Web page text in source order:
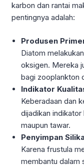
karbon dan rantai
pentingnya adalah:
Produsen
Diatom
oksigen. Mereka
bagi zooplankton
Indikator
Keberadaan dan
dijadikan indikator
maupun tawar.
Penyimpan
Karena frustula
membantu dalam